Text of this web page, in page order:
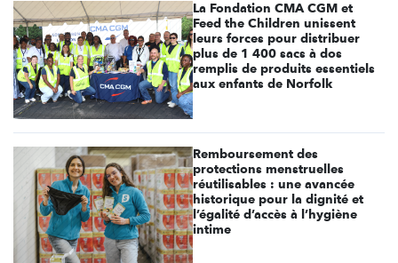
La Fondation CMA CGM et
Feed the Children unissent
leurs forces pour distribuer
plus de 1 400 sacs à dos
remplis de produits essentiels
aux enfants de Norfolk
Remboursement des
protections menstruelles
réutilisables : une avancée
historique pour la dignité et
l’égalité d’accès à l’hygiène
intime